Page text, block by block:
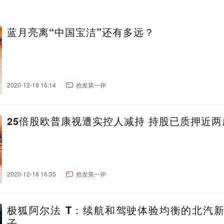
蓝月亮离“中国宝洁”还有多远？
2020-12-18 16:14 抢发第一评
25倍股欧普康视遭实控人减持 持股已质押近
2020-12-18 16:35 抢发第一评
极狐阿尔法 T：续航和驾驶体验均衡的北汽